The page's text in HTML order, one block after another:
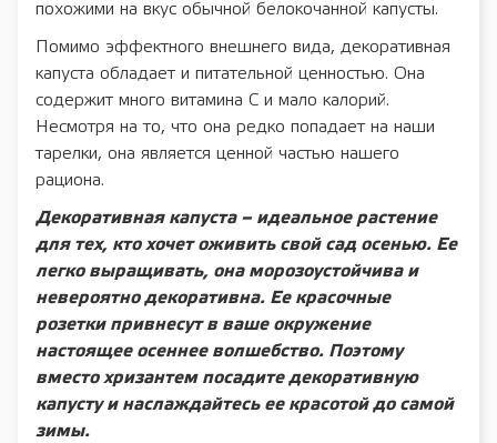
похожими на вкус обычной белокочанной капусты.
Помимо эффектного внешнего вида, декоративная
капуста обладает и питательной ценностью. Она
содержит много витамина С и мало калорий.
Несмотря на то, что она редко попадает на наши
тарелки, она является ценной частью нашего
рациона.
Декоративная капуста – идеальное растение
для тех, кто хочет оживить свой сад осенью. Ее
легко выращивать, она морозоустойчива и
невероятно декоративна. Ее красочные
розетки привнесут в ваше окружение
настоящее осеннее волшебство. Поэтому
вместо хризантем посадите декоративную
капусту и наслаждайтесь ее красотой до самой
зимы.